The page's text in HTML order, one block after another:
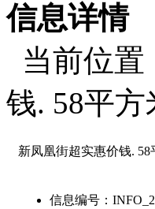
信息详情
当前位置
钱. 58平
新凤凰街超实惠价钱. 58
信息编号：